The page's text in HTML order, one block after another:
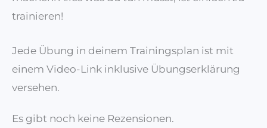
trainieren!
Jede Übung in deinem Trainingsplan ist mit
einem Video-Link inklusive Übungserklärung
versehen.
Es gibt noch keine Rezensionen.